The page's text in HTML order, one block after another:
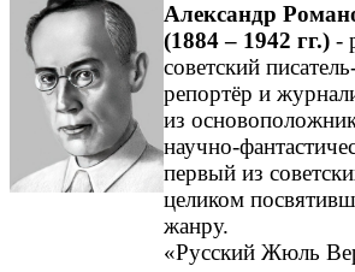
Александр
(1884 – 1942 гг.)-
советский
репортёр и
из
научно-
первый из
целиком
жанру.
«Русский Жюль